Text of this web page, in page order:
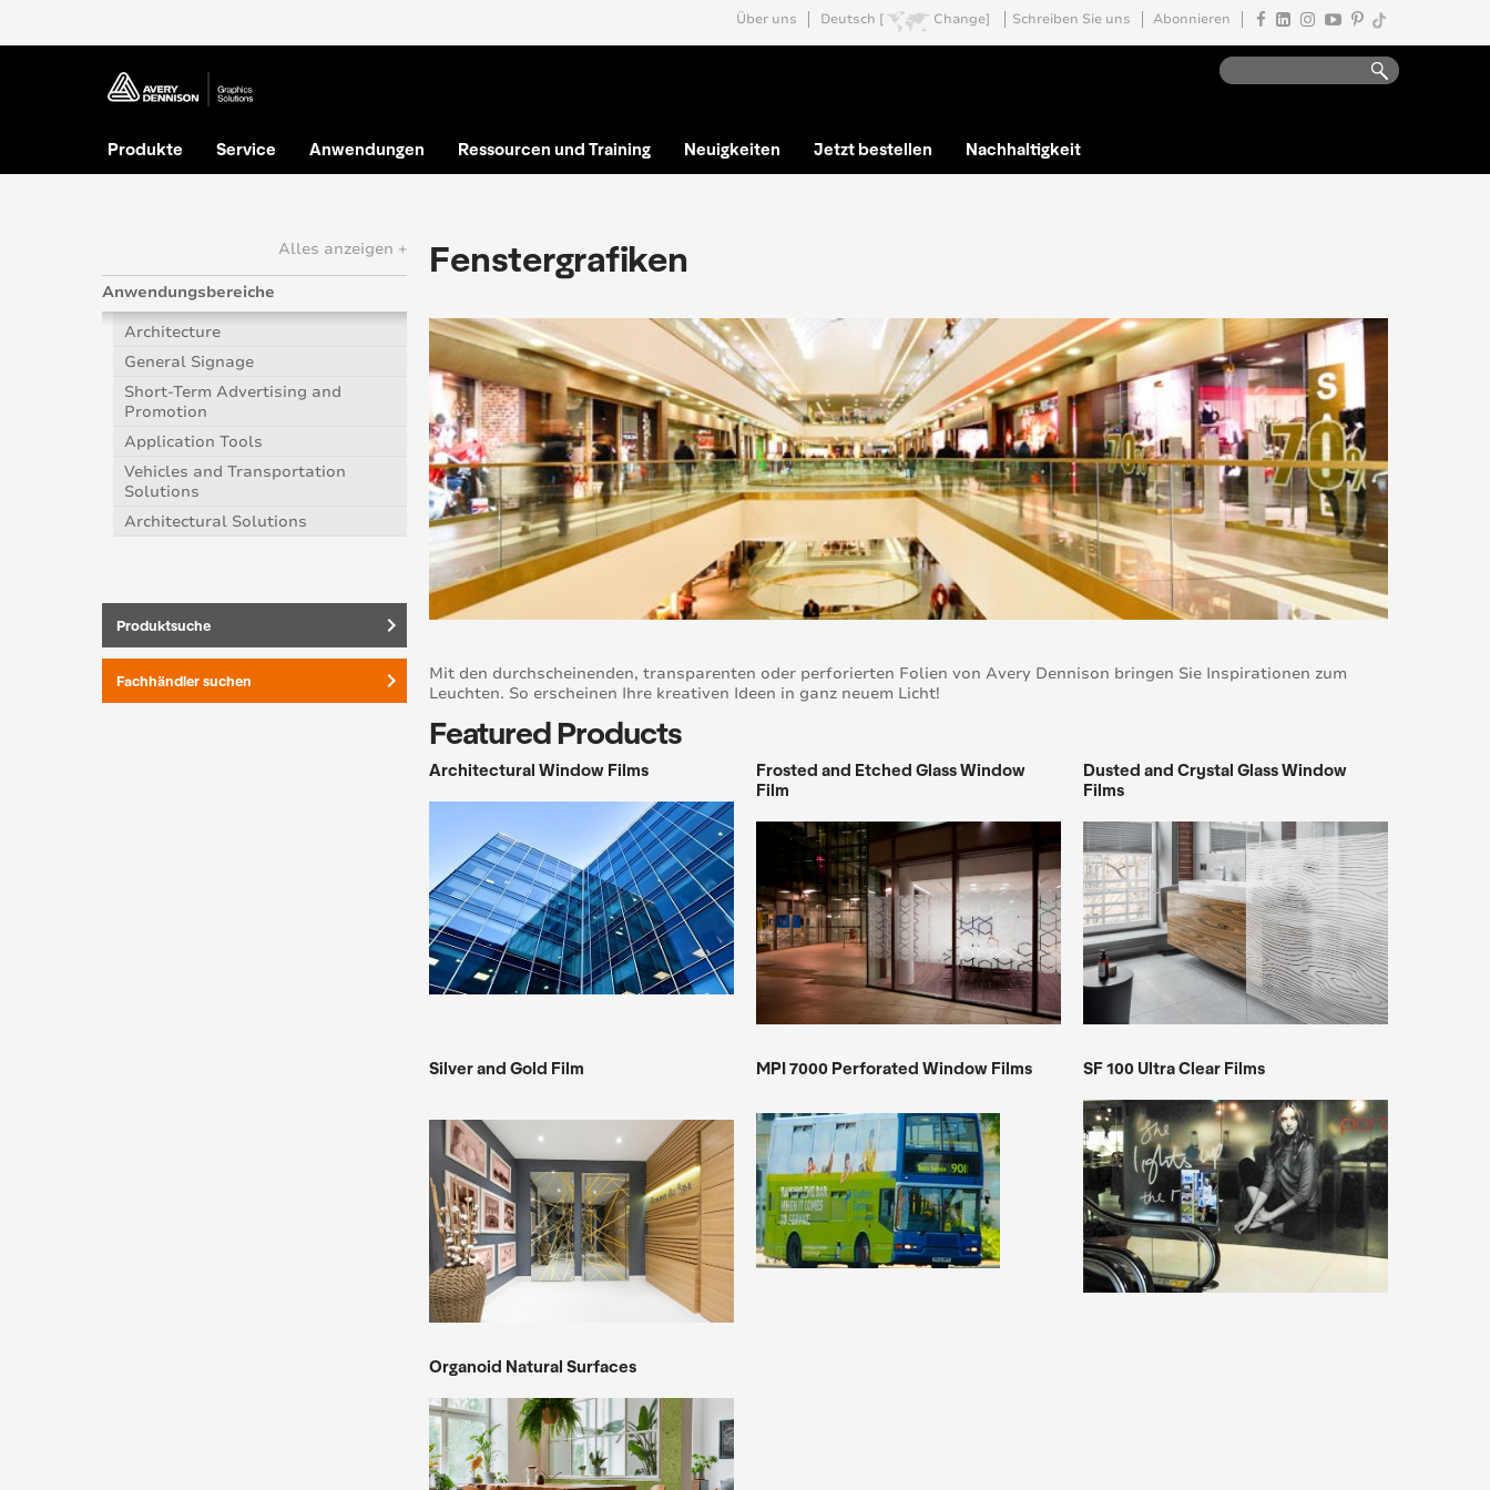
Über uns Deutsch [ Change] Schreiben Sie uns Abonnieren
Produkte Service Anwendungen Ressourcen und Training Neuigkeiten Jetzt bestellen Nachhaltigkeit
Fenstergrafiken
Mit den durchscheinenden, transparenten oder perforierten Folien von Avery Dennison bringen Sie Inspirationen zum
Leuchten. So erscheinen Ihre kreativen Ideen in ganz neuem Licht!
Featured Products
Architectural Window Films
Frosted and Etched Glass Window
Film
Dusted and Crystal Glass Window
Films
Silver and Gold Film MPI 7000 Perforated Window Films SF 100 Ultra Clear Films
Organoid Natural Surfaces
Alles anzeigen +
Anwendungsbereiche
Architecture
General Signage
Short-Term Advertising and
Promotion
Application Tools
Vehicles and Transportation
Solutions
Architectural Solutions
Produktsuche keyboard_arrow_right
Fachhändler suchen keyboard_arrow_right